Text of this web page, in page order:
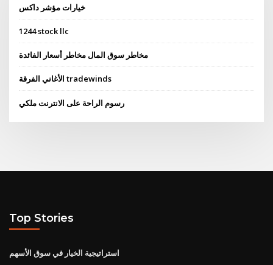
خيارات مؤشر داكس
1244 stock llc
مخاطر سوق المال مخاطر أسعار الفائدة
الأغاني الفرقة tradewinds
رسوم الراحة على الانترنت ملكي
Top Stories
استراتيجية الخيار في سوق الأسهم